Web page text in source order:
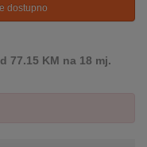
dostupno
77.15 KM na 18 mj.